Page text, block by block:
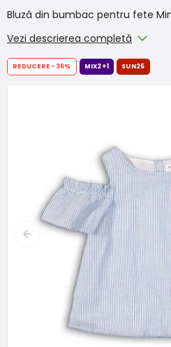
Bluză din bumbac pentru fete
Vezi descrierea completă
REDUCERE -36% MIX2+1 SUN25